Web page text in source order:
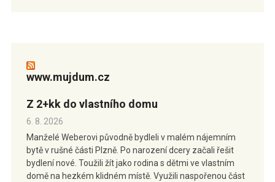
www.mujdum.cz
Z 2+kk do vlastního domu
6. 8. 2026
Manželé Weberovi původně bydleli v malém nájemním
bytě v rušné části Plzně. Po narození dcery začali řešit
bydlení nové. Toužili žít jako rodina s dětmi ve vlastním
domě na hezkém klidném místě. Využili naspořenou část